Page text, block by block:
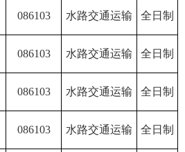
086103 水路交通运输 全日制
086103 水路交通运输 全日制
086103 水路交通运输 全日制
086103 水路交通运输 全日制